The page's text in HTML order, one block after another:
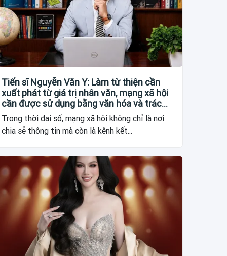
Tiến sĩ Nguyễn Văn Y: Làm từ thiện cần
xuất phát từ giá trị nhân văn, mạng xã hội
cần được sử dụng bằng văn hóa và trách
nhiệm
Trong thời đại số, mạng xã hội không chỉ là nơi
chia sẻ thông tin mà còn là kênh kết...